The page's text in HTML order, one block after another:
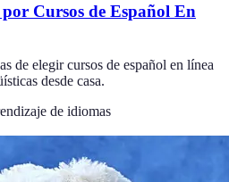
Cursos de Español En
de elegir cursos de español en línea
desde casa.
de idiomas